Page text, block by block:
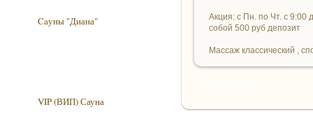
Акция: с Пн. по Чт. с 9:00
собой 500 руб депозит
Массаж классический ,
Caуны "Диана"
VIP (ВИП) Сауна